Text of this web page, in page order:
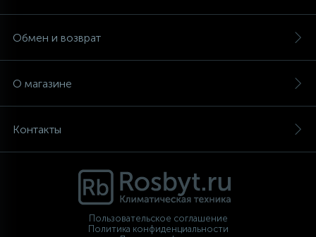
Обмен и возврат
О магазине
Контакты
Пользовательское соглашение
Политика конфиденциальности